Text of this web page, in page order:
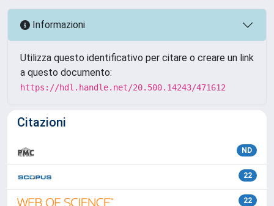
Informazioni
Utilizza questo identificativo per citare o creare un link
a questo documento:
https://hdl.handle.net/20.500.14243/471612
Citazioni
ND
22
22